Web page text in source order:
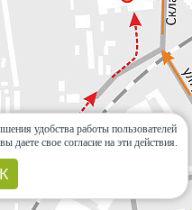
удобства работы пользователей
даете свое согласие на эти действия.